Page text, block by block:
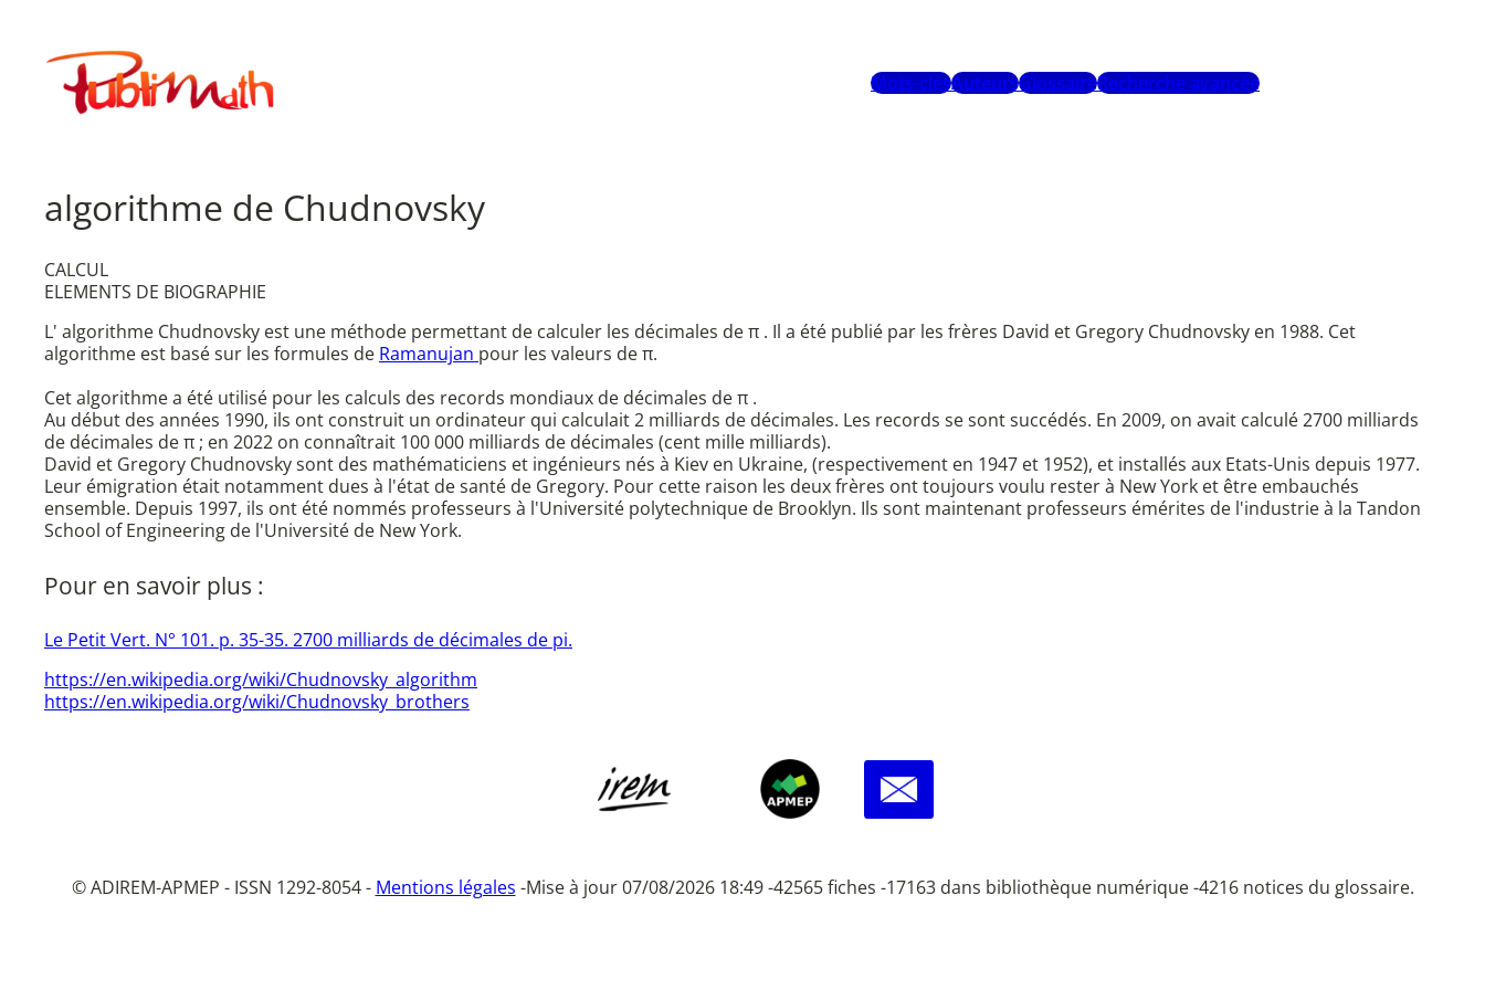
contenuPublimath
Mots-clésAuteursGlossaireRecherche avancée
algorithme de Chudnovsky
CALCUL
ELEMENTS DE BIOGRAPHIE
L' algorithme Chudnovsky est une méthode permettant de calculer les décimales de π . Il a été publié par les frères David et Gregory Chudnovsky en 1988. Cet
algorithme est basé sur les formules de Ramanujan pour les valeurs de π.
Cet algorithme a été utilisé pour les calculs des records mondiaux de décimales de π .
Au début des années 1990, ils ont construit un ordinateur qui calculait 2 milliards de décimales. Les records se sont succédés. En 2009, on avait calculé 2700 milliards
de décimales de π ; en 2022 on connaîtrait 100 000 milliards de décimales (cent mille milliards).
David et Gregory Chudnovsky sont des mathématiciens et ingénieurs nés à Kiev en Ukraine, (respectivement en 1947 et 1952), et installés aux Etats-Unis depuis 1977.
Leur émigration était notamment dues à l'état de santé de Gregory. Pour cette raison les deux frères ont toujours voulu rester à New York et être embauchés
ensemble. Depuis 1997, ils ont été nommés professeurs à l'Université polytechnique de Brooklyn. Ils sont maintenant professeurs émérites de l'industrie à la Tandon
School of Engineering de l'Université de New York.
Pour en savoir plus :
Le Petit Vert. N° 101. p. 35-35. 2700 milliards de décimales de pi.
https://en.wikipedia.org/wiki/Chudnovsky_algorithm
https://en.wikipedia.org/wiki/Chudnovsky_brothers
© ADIREM-APMEP - ISSN 1292-8054 - Mentions légales -Mise à jour 07/08/2026 18:49 -42565 fiches -17163 dans bibliothèque numérique -4216 notices du glossaire.